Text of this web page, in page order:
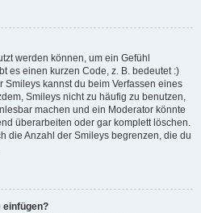
werden können, um ein Gefühl
es einen kurzen Code, z. B. bedeutet :)
kannst du beim Verfassen eines
Smileys nicht zu häufig zu benutzen,
machen und ein Moderator könnte
überarbeiten oder gar komplett löschen.
die Anzahl der Smileys begrenzen, die du
einfügen?